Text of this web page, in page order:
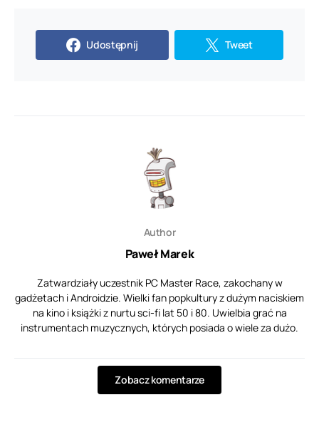
Udostępnij Tweet
Author
Paweł Marek
Zatwardziały uczestnik PC Master Race, zakochany w
gadżetach i Androidzie. Wielki fan popkultury z dużym naciskiem
na kino i książki z nurtu sci-fi lat 50 i 80. Uwielbia grać na
instrumentach muzycznych, których posiada o wiele za dużo.
Zobacz komentarze